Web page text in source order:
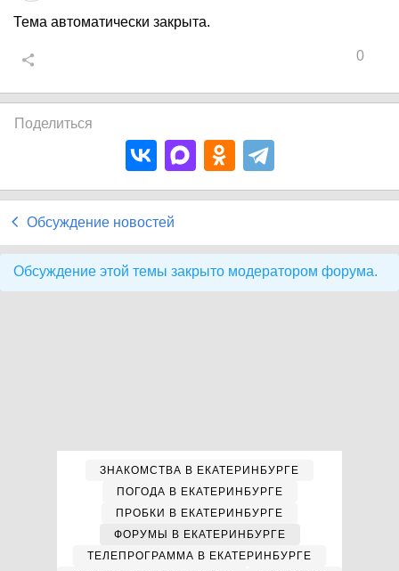
Тема автоматически закрыта.
0
Поделиться
Обсуждение новостей
Обсуждение этой темы закрыто модератором форума.
ЗНАКОМСТВА В ЕКАТЕРИНБУРГЕ
ПОГОДА В ЕКАТЕРИНБУРГЕ
ПРОБКИ В ЕКАТЕРИНБУРГЕ
ФОРУМЫ В ЕКАТЕРИНБУРГЕ
ТЕЛЕПРОГРАММА В ЕКАТЕРИНБУРГЕ